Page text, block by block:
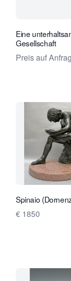
Eine
Gesellschaft
Preis auf
Spinaio
€ 1850